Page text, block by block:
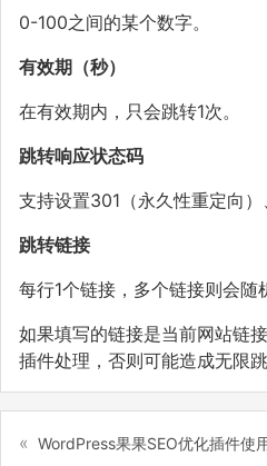
0-100之间的某个数字。
有效期（秒）
在有效期内，只会跳转1次。
跳转响应状态码
支持设置301（永久性重定向）
跳转链接
每行1个链接，多个链接则会随
如果填写的链接是当前网站链
插件处理，否则可能造成无限跳
WordPress果果SEO优化插件使